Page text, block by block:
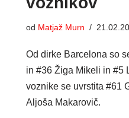
od Matjaž Murn
Od dirke Barcelona so
in #36 Žiga Mikeli in #5
voznike se uvrstita #61
Aljoša Makarovič.